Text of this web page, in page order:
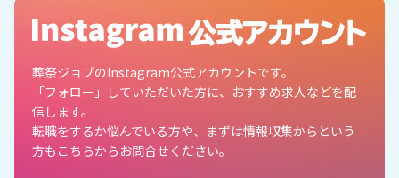
葬祭ジョブのInstagram公式アカウントです。
「フォロー」していただいた方に、おすすめ求人などを配
信します。
転職をするか悩んでいる方や、まずは情報収集からという
方もこちらからお問合せください。